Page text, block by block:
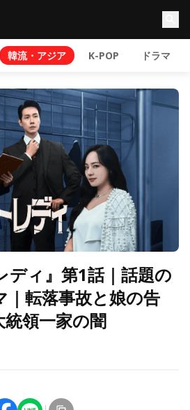
韓流・アジア K-POP ドラマ
ディ』第1話｜話題の
｜転落事故と娘の告
領一家の闇